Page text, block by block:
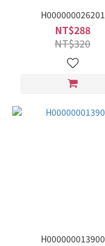
H000000026201
NT$288
NT$320
H000000013900